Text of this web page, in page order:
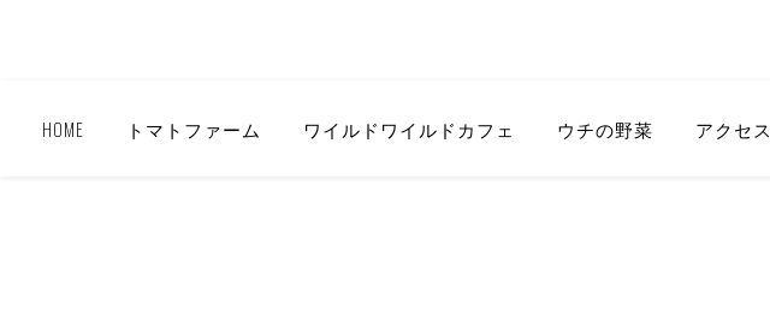
HOME トマトファーム ワイルドワイルドカフェ ウチの野菜 アクセス